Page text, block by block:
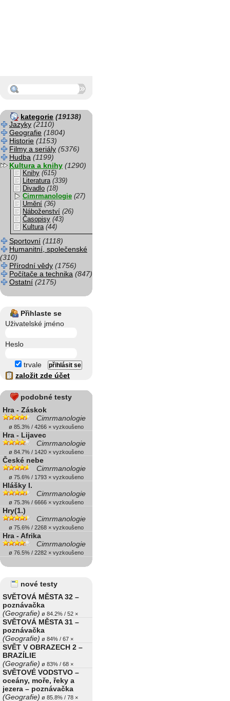
kategorie (19138)
Jazyky (2110)
Geografie (1804)
Historie (1153)
Filmy a seriály (5376)
Hudba (1199)
Kultura a knihy (1290)
Knihy (615)
Literatura (339)
Divadlo (18)
Cimrmanologie (27)
Umění (36)
Náboženství (26)
Časopisy (43)
Kultura (44)
Sportovní (1118)
Humanitní, společenské
(310)
Přírodní vědy (1756)
Počítače a technika (847)
Ostatní (2175)
Přihlaste se
Uživatelské jméno
Heslo
trvale
založit zde účet
podobné testy
Hra - Záskok
Cimrmanologie
ø 85.3% / 4266 × vyzkoušeno
Hra - Lijavec
Cimrmanologie
ø 84.7% / 1420 × vyzkoušeno
České nebe
Cimrmanologie
ø 75.6% / 1793 × vyzkoušeno
Hlášky I.
Cimrmanologie
ø 75.3% / 6666 × vyzkoušeno
Hry(1.)
Cimrmanologie
ø 75.6% / 2268 × vyzkoušeno
Hra - Afrika
Cimrmanologie
ø 76.5% / 2282 × vyzkoušeno
nové testy
SVĚTOVÁ MĚSTA 32 –
poznávačka
(Geografie) ø 84.2% / 52 ×
SVĚTOVÁ MĚSTA 31 –
poznávačka
(Geografie) ø 84% / 67 ×
SVĚT V OBRAZECH 2 –
BRAZÍLIE
(Geografie) ø 83% / 68 ×
SVĚTOVÉ VODSTVO –
oceány, moře, řeky a
jezera – poznávačka
(Geografie) ø 85.8% / 78 ×